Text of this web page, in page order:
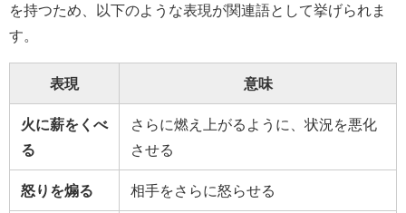
を持つため、以下のような表現が関連語として挙げられま
す。
表現 意味
火に薪をくべ
る
さらに燃え上がるように、状況を悪化
させる
怒りを煽る 相手をさらに怒らせる